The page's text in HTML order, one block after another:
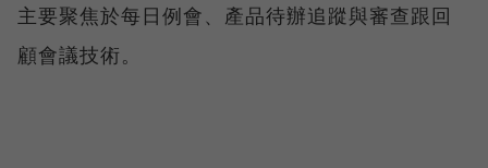
主要聚焦於每日例會、產品待辦追蹤與審查跟回
顧會議技術。